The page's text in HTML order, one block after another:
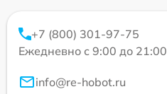
+7 (800) 301-97-75
Ежедневно с 9:00 до 21:00
info@re-hobot.ru